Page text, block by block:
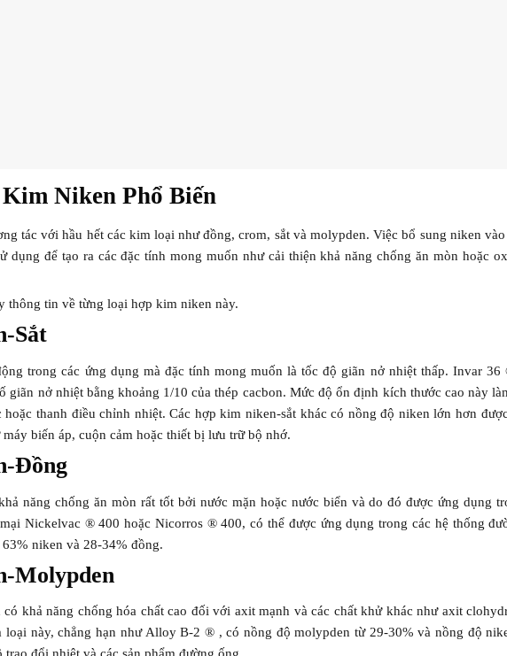
Niken Phổ Biến
tác với hầu hết các kim loại như đồng, crom, sắt và molypden. Việc bổ sung niken
dụng để tạo ra các đặc tính mong muốn như cải thiện khả năng chống ăn mòn hoặc
thông tin về từng loại hợp kim niken này.
Sắt
trong các ứng dụng mà đặc tính mong muốn là tốc độ giãn nở nhiệt thấp. Invar
giãn nở nhiệt bằng khoảng 1/10 của thép cacbon. Mức độ ổn định kích thước cao này
thanh điều chỉnh nhiệt. Các hợp kim niken-sắt khác có nồng độ niken lớn hơn
biến áp, cuộn cảm hoặc thiết bị lưu trữ bộ nhớ.
Đồng
năng chống ăn mòn rất tốt bởi nước mặn hoặc nước biển và do đó được ứng dụng
Nickelvac ® 400 hoặc Nicorros ® 400, có thể được ứng dụng trong các hệ thống
niken và 28-34% đồng.
Molypden
khả năng chống hóa chất cao đối với axit mạnh và các chất khử khác như axit
loại này, chẳng hạn như Alloy B-2 ® , có nồng độ molypden từ 29-30% và nồng độ